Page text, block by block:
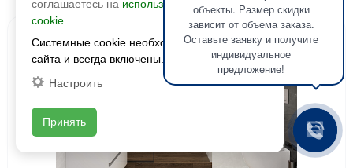
объекты. Размер скидки
зависит от объема заказа.
Оставьте заявку и получите
индивидуальное
предложение!
соглашаетесь на использование файлов
cookie.
Системные cookie необходимы для работы
сайта и всегда включены.
Настроить
Принять